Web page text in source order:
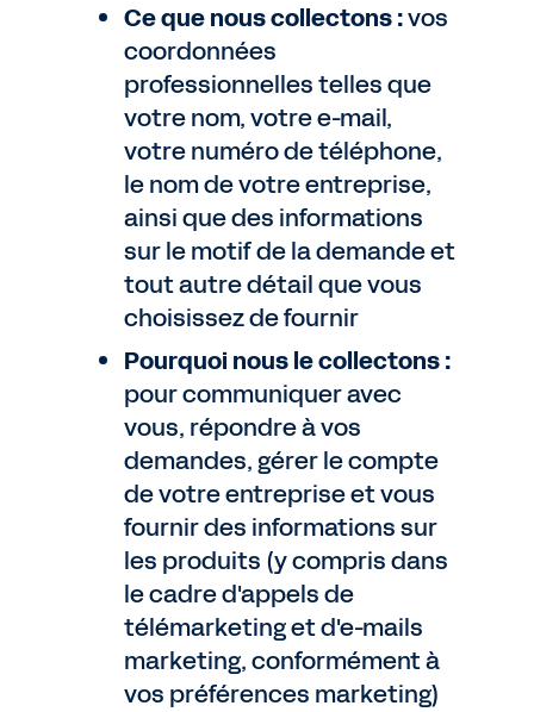
Ce que nous collectons :vos
coordonnées
professionnelles telles que
votre nom, votre e-mail,
votre numéro de téléphone,
le nom de votre entreprise,
ainsi que des informations
sur le motif de la demande et
tout autre détail que vous
choisissez de fournir
Pourquoi nous le collectons :
pour communiquer avec
vous, répondre à vos
demandes, gérer le compte
de votre entreprise et vous
fournir des informations sur
les produits (y compris dans
le cadre d'appels de
télémarketing et d'e-mails
marketing, conformément à
vos préférences marketing)